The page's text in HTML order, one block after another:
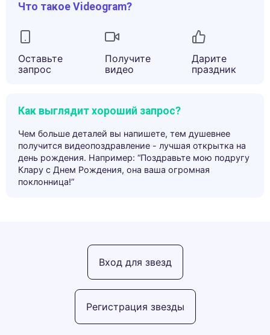
Что такое Videogram?
Оставьте
запрос
Получите
видео
Дарите
праздник
Как выглядит хороший запрос?
Чем больше деталей вы напишете, тем душевнее
получится видеопоздравление - лучшая открытка на
день рождения. Например: “Поздравьте мою подругу
Клару с Днем Рождения, она ваша огромная
поклонница!”
Регистрация звезды
Вход для звезд